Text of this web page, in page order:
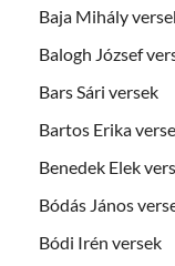
Baja Mihály
Balogh József
Bars Sári versek
Bartos Erika
Benedek Elek
Bódás János
Bódi Irén versek